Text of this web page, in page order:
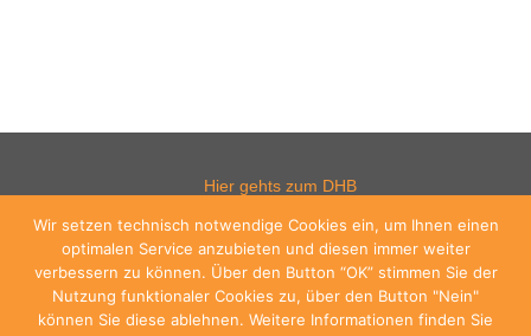
Hier gehts zum DHB
Wir setzen technisch notwendige Cookies ein, um Ihnen einen
optimalen Service anzubieten und diesen immer weiter
verbessern zu können. Über den Button “OK” stimmen Sie der
Nutzung funktionaler Cookies zu, über den Button "Nein"
können Sie diese ablehnen. Weitere Informationen finden Sie